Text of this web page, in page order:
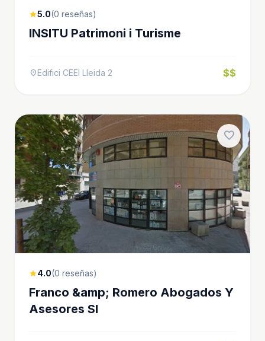
star5.0(0 reseñas)
INSITU Patrimoni i Turisme
location_onEdifici CEEI Lleida 2 $$
favorite
star4.0(0 reseñas)
Franco &amp; Romero Abogados Y
Asesores Sl